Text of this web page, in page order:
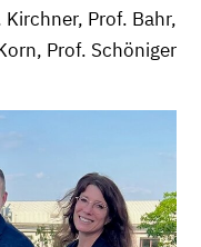
Prof. Bahr,
Prof. Schöniger